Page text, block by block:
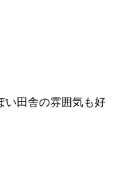
田舎の雰囲気も好